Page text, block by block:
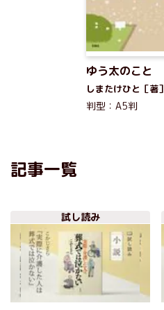
ゆう太のこと
しまたけひと［著］
判型：A5判
記事一覧
試し読み